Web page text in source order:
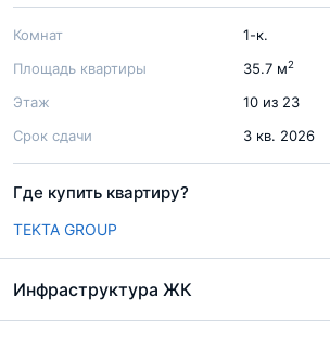
Комнат
1-к.
Площадь квартиры
35.7 м2
Этаж
10 из 23
Срок сдачи
3 кв. 2026
Где купить квартиру?
TEKTA GROUP
Инфраструктура ЖК